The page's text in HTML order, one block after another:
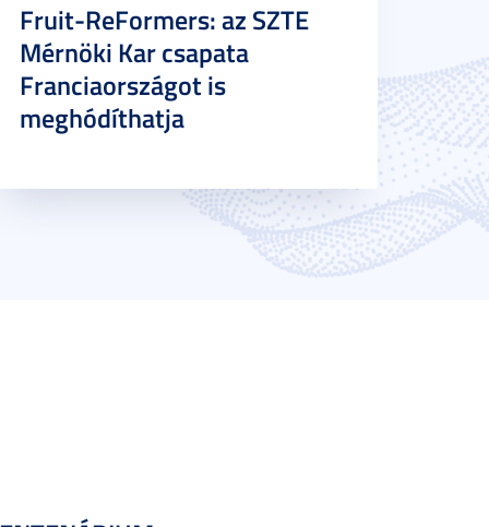
Fruit-ReFormers: az SZTE
Mérnöki Kar csapata
Franciaországot is
meghódíthatja